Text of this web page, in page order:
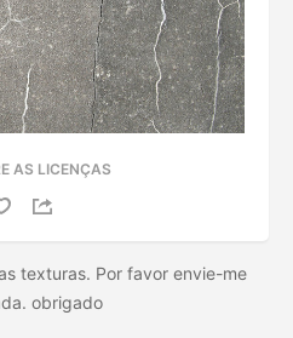
AS LICENÇAS
texturas. Por favor envie-me
obrigado